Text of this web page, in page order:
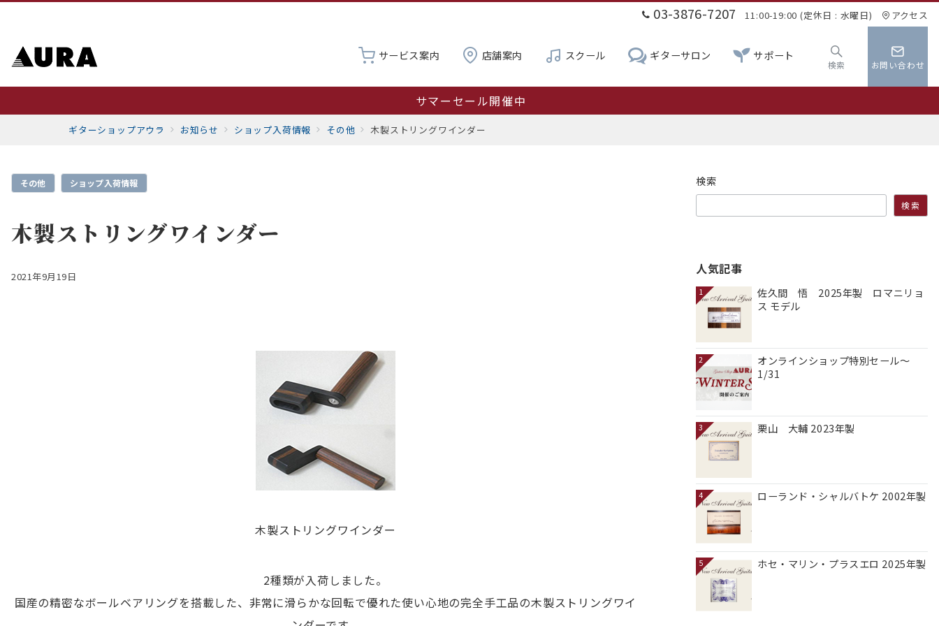
03-3876-7207 11:00-19:00 (定休日 : 水曜日) アクセス
サービス案内 店舗案内 スクール ギターサロン サポート
検索 お問い合わせ
サマーセール開催中
営業時間変更のお知らせ：8月8日（土）は11:00～16:00
ギターショップアウラ お知らせ ショップ入荷情報 その他 木製ストリングワインダー
その他 ショップ入荷情報
木製ストリングワインダー
2021年9月19日
木製ストリングワインダー
2種類が入荷しました。
国産の精密なボールベアリングを搭載した、非常に滑らかな回転で優れた使い心地の完全手工品の木製ストリングワイ
検索
検索
人気記事
1
佐久間 悟 2025年製 ロマニリョ
ス モデル
2
オンラインショップ特別セール～
1/31
3 栗山 大輔 2023年製
4 ローランド・シャルバトケ 2002年製
5 ホセ・マリン・プラスエロ 2025年製